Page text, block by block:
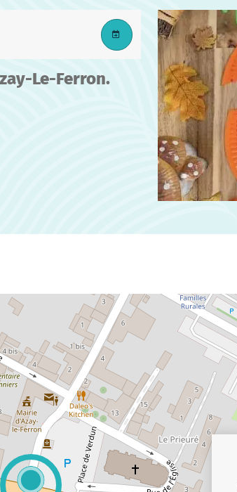
Le-Ferron.